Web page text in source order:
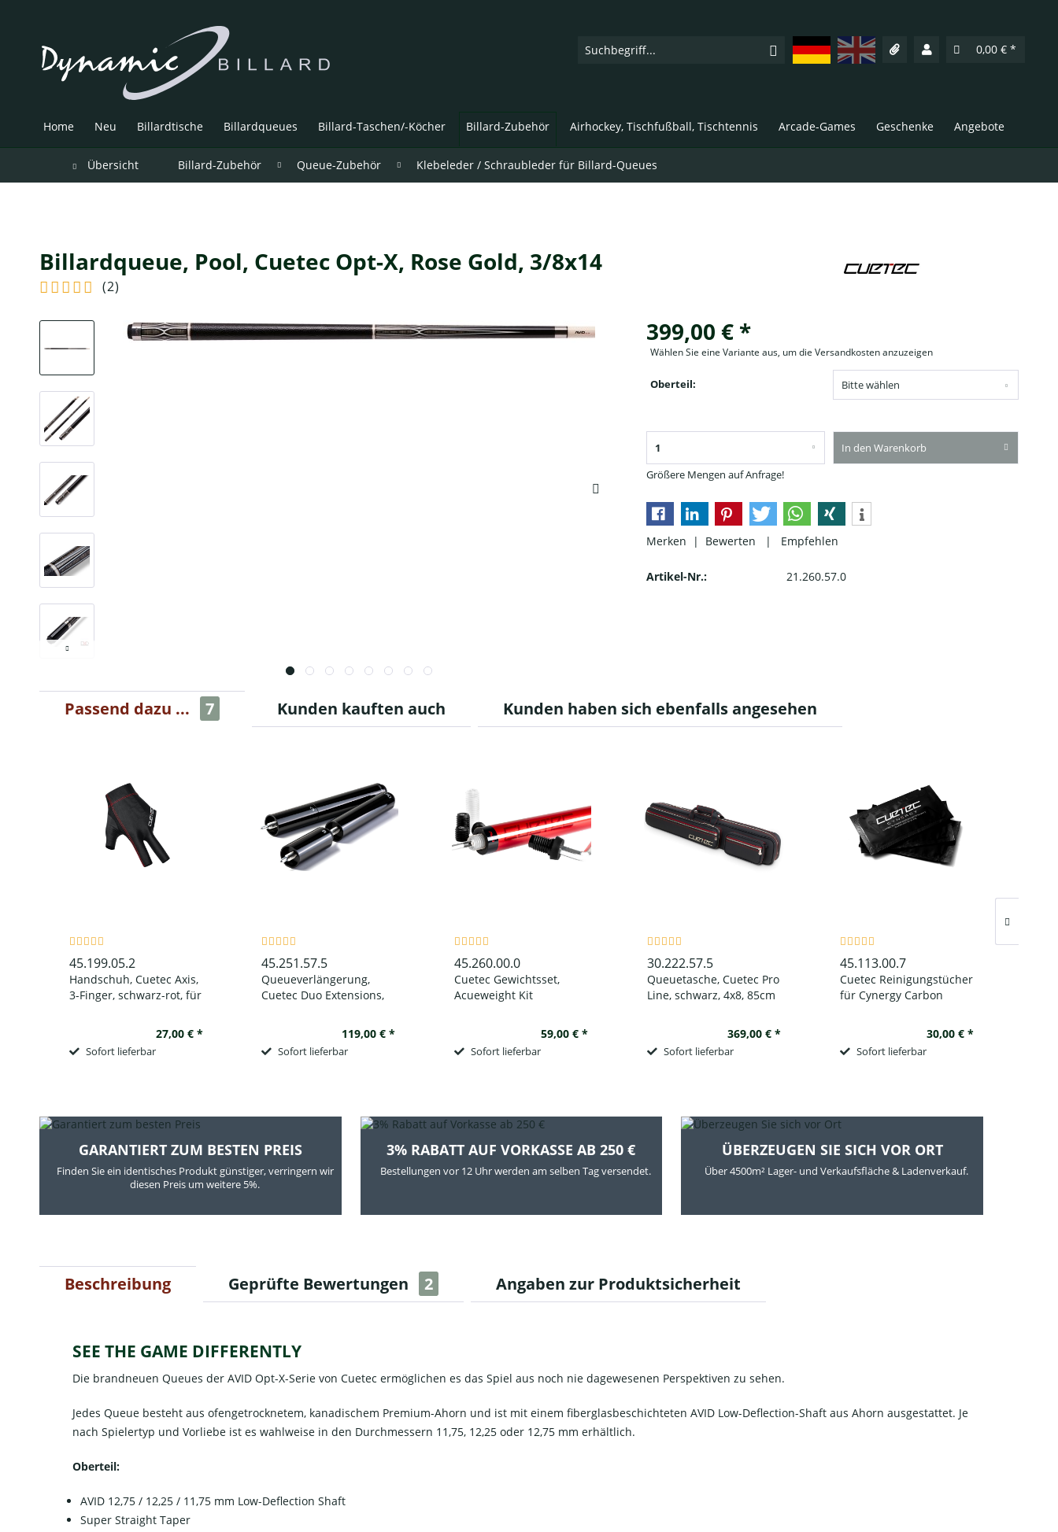
DeutschEnglish 0,00 € *
Home Neu Billardtische Billardqueues Billard-Taschen/-Köcher Billard-Zubehör Airhockey, Tischfußball, Tischtennis Arcade-Games Geschenke Angebote
Übersicht Billard-Zubehör Queue-Zubehör Klebeleder / Schraubleder für Billard-Queues
Billardqueue, Pool, Cuetec Opt-X, Rose Gold, 3/8x14
(2)
399,00 € *
Wählen Sie eine Variante aus, um die Versandkosten anzuzeigen
Oberteil:
Größere Mengen auf Anfrage!
In den Warenkorb
Merken | Bewerten | Empfehlen
Artikel-Nr.: 21.260.57.0
Passend dazu ... 7 Kunden kauften auch Kunden haben sich ebenfalls angesehen
45.199.05.2
Handschuh, Cuetec Axis,
3-Finger, schwarz-rot, für
27,00 € *
Sofort lieferbar
45.251.57.5
Queueverlängerung,
Cuetec Duo Extensions,
119,00 € *
Sofort lieferbar
45.260.00.0
Cuetec Gewichtsset,
Acueweight Kit
59,00 € *
Sofort lieferbar
30.222.57.5
Queuetasche, Cuetec Pro
Line, schwarz, 4x8, 85cm
369,00 € *
Sofort lieferbar
45.113.00.7
Cuetec Reinigungstücher
für Cynergy Carbon
30,00 € *
Sofort lieferbar
GARANTIERT ZUM BESTEN PREIS
Finden Sie ein identisches Produkt günstiger, verringern wir
diesen Preis um weitere 5%.
3% RABATT AUF VORKASSE AB 250 €
Bestellungen vor 12 Uhr werden am selben Tag versendet.
ÜBERZEUGEN SIE SICH VOR ORT
Über 4500m² Lager- und Verkaufsfläche & Ladenverkauf.
Beschreibung Geprüfte Bewertungen 2 Angaben zur Produktsicherheit
SEE THE GAME DIFFERENTLY
Die brandneuen Queues der AVID Opt-X-Serie von Cuetec ermöglichen es das Spiel aus noch nie dagewesenen Perspektiven zu sehen.
Jedes Queue besteht aus ofengetrocknetem, kanadischem Premium-Ahorn und ist mit einem fiberglasbeschichteten AVID Low-Deflection-Shaft aus Ahorn ausgestattet. Je
nach Spielertyp und Vorliebe ist es wahlweise in den Durchmessern 11,75, 12,25 oder 12,75 mm erhältlich.
Oberteil:
AVID 12,75 / 12,25 / 11,75 mm Low-Deflection Shaft
Super Straight Taper